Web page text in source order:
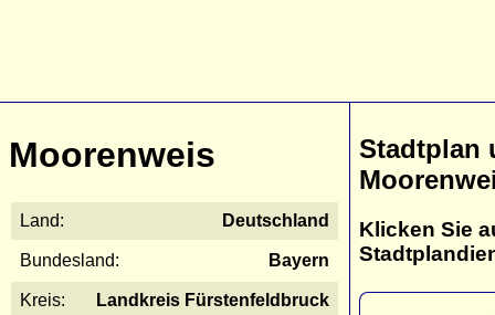
Moorenweis
Land: Deutschland
Bundesland: Bayern
Kreis: Landkreis Fürstenfeldbruck
Stadtplan
Klicken Sie